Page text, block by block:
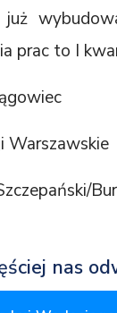
prac to I
Warszawskie
nas